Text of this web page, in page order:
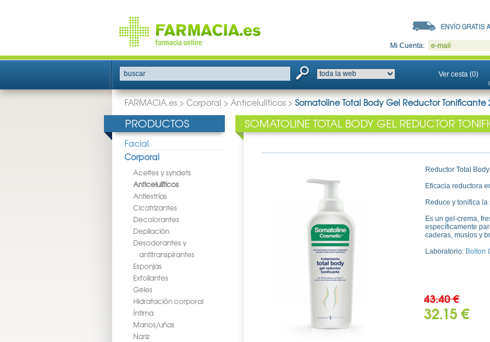
ENVÍO GRATIS
Mi Cuenta: e-mail
buscar Ver cesta (0)
FARMACIA.es > Corporal > Anticelulíticos > Somatoline Total Body Gel Reductor Tonificante
PRODUCTOS
Facial
Corporal
Aceites y syndets
Anticelulíticos
Antiestrías
Cicatrizantes
Decolorantes
Depilación
Desodorantes y
antitranspirantes
Esponjas
Exfoliantes
Geles
Hidratación corporal
Íntima
Manos/uñas
Nariz
SOMATOLINE TOTAL BODY GEL REDUCTOR
Reductor Total Body
Eficacia reductora
Reduce y tonifica
Es un gel-crema,
específicamente
caderas, muslos y
Laboratorio: Bolton
43.40 €
32.15 €